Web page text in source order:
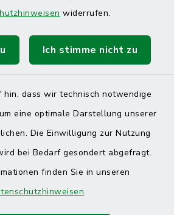
widerrufen.
Ich stimme nicht zu
dass wir technisch notwendige
eine optimale Darstellung unserer
Die Einwilligung zur Nutzung
bei Bedarf gesondert abgefragt.
finden Sie in unseren
.